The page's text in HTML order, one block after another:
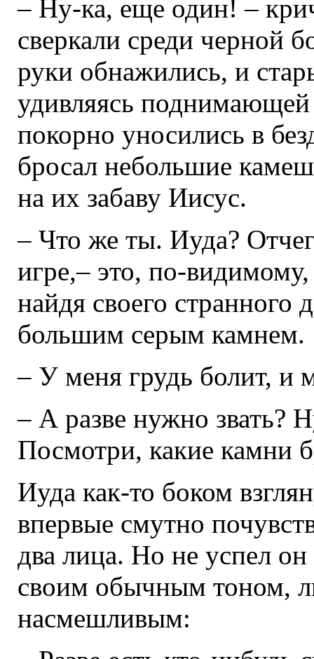
– Ну-ка, еще один! –
сверкали среди черной
руки обнажились, и
удивляясь
покорно уносились в
бросал небольшие
на их забаву Иисус.
– Что же ты. Иуда?
игре,– это, по-
найдя своего странного
большим серым камнем.
– У меня грудь болит, и
– А разве нужно звать?
Посмотри, какие камни
Иуда как-то боком
впервые смутно
два лица. Но не успел он
своим обычным тоном,
насмешливым: